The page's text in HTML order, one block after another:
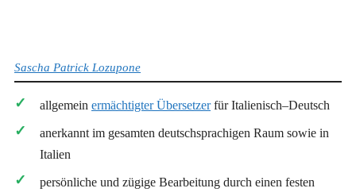
Sascha Patrick Lozupone
allgemein ermächtigter Übersetzerfür Italienisch–Deutsch
anerkannt im gesamten deutschsprachigen Raum sowie in
Italien
persönliche und zügige Bearbeitung durch einen festen